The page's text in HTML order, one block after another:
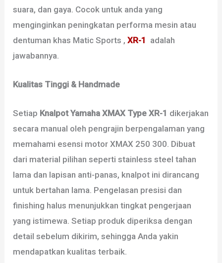
suara, dan gaya. Cocok untuk anda yang
menginginkan peningkatan performa mesin atau
dentuman khas Matic Sports ,XR-1 adalah
jawabannya.
Kualitas Tinggi & Handmade
Setiap Knalpot Yamaha XMAX Type XR-1 dikerjakan
secara manual oleh pengrajin berpengalaman yang
memahami esensi motor XMAX 250 300. Dibuat
dari material pilihan seperti stainless steel tahan
lama dan lapisan anti-panas, knalpot ini dirancang
untuk bertahan lama. Pengelasan presisi dan
finishing halus menunjukkan tingkat pengerjaan
yang istimewa. Setiap produk diperiksa dengan
detail sebelum dikirim, sehingga Anda yakin
mendapatkan kualitas terbaik.